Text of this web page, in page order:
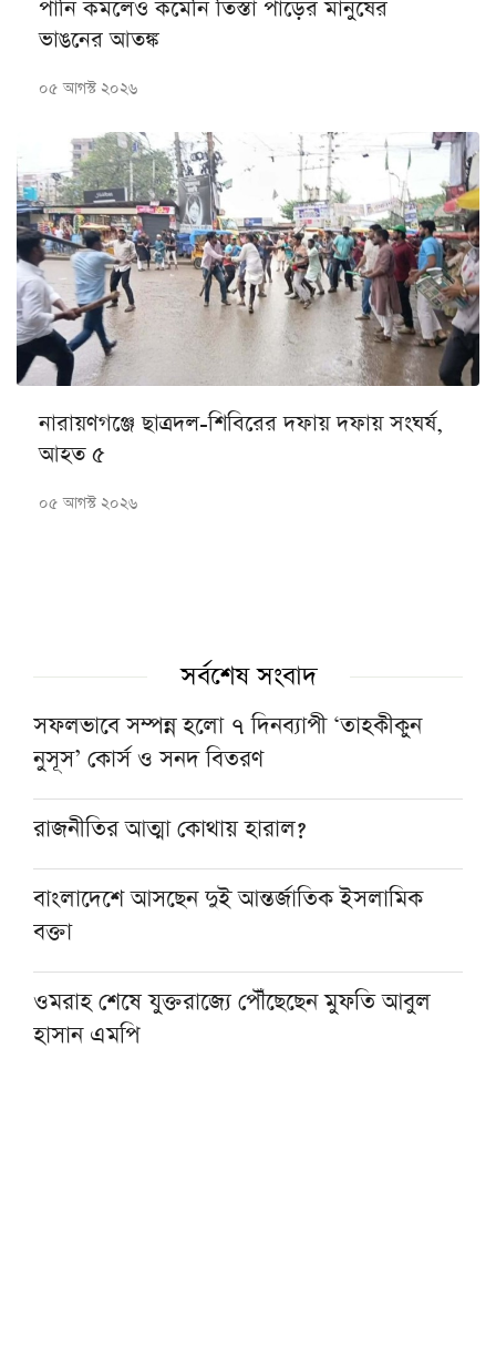
পানি কমলেও কমেনি তিস্তা পাড়ের মানুষের
ভাঙনের আতঙ্ক
০৫ আগস্ট ২০২৬
নারায়ণগঞ্জে ছাত্রদল-শিবিরের দফায় দফায় সংঘর্ষ,
আহত ৫
০৫ আগস্ট ২০২৬
সর্বশেষ সংবাদ
সফলভাবে সম্পন্ন হলো ৭ দিনব্যাপী ‘তাহকীকুন
নুসূস’ কোর্স ও সনদ বিতরণ
রাজনীতির আত্মা কোথায় হারাল?
বাংলাদেশে আসছেন দুই আন্তর্জাতিক ইসলামিক
বক্তা
ওমরাহ শেষে যুক্তরাজ্যে পৌঁছেছেন মুফতি আবুল
হাসান এমপি